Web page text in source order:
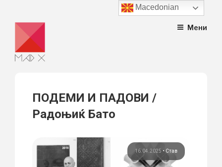
content
Мени
ПОДЕМИ И ПАДОВИ /
Радоњиќ Бато
16.04.2025 • Став
Macedonian